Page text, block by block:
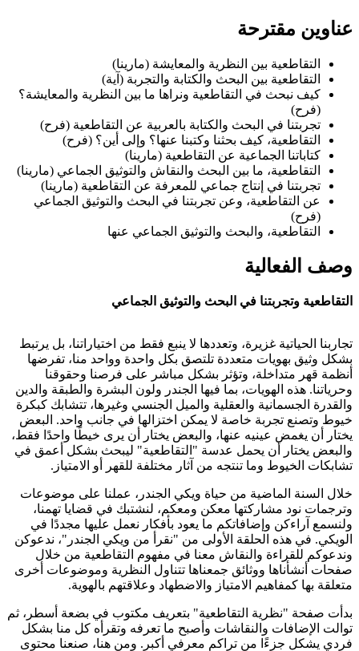
عناوين مقترحة
التقاطعية بين النظرية والمعايشة (مارينا)
التقاطعية بين البحث والكتابة والتجربة (آية)
كيف نبحث في التقاطعية ونراها ما بين النظرية والمعايشة؟
(فرح)
تجربتنا في البحث والكتابة بالعربية عن التقاطعية (فرح)
التقاطعية، كيف بحثنا وكتبنا عنها؟ وإلى أين؟ (فرح)
كتاباتنا الجماعية عن التقاطعية (مارينا)
التقاطعية، ما بين البحث والنقاش والتوثيق الجماعي (مارينا)
تجربتنا في إنتاج جماعي للمعرفة عن التقاطعية (مارينا)
عن التقاطعية، وعن تجربتنا في البحث والتوثيق الجماعي
(فرح)
التقاطعية، والبحث والتوثيق الجماعي عنها
وصف الفعالية
التقاطعية وتجربتنا في البحث والتوثيق الجماعي
تجاربنا الحياتية غزيرة، وتعددها لا ينبع فقط من اختياراتنا، بل يرتبط
بشكل وثيق بهويات متعددة تلتصق بكل واحدة وواحد منا، تفرضها
أنظمة قهر متداخلة، وتؤثر بشكل مباشر على فرصنا وحقوقنا
وحرياتنا. هذه الهويات، بما فيها الجندر ولون البشرة والطبقة والدين
والقدرة الجسمانية والعقلية والميل الجنسي وغيرها، تتشابك كبكرة
خيوط وتصنع تجربة خاصة لا يمكن اختزالها في جانب واحد. البعض
يختار أن يغمض عينيه عنها، والبعض يختار أن يرى خيطًا واحدًا فقط،
والبعض يختار أن يحمل عدسة "التقاطعية" ليبحث بشكل أعمق في
تشابكات الخيوط وما تنتجه من آثار مختلفة للقهر أو الامتياز.
خلال السنة الماضية من حياة ويكي الجندر، عملنا على موضوعات
وترجمات نود مشاركتها معكن ومعكم، لنشتبك في قضايا تهمنا،
ولنسمع آراءكن وإضافاتكم ما يعود بأفكار نعمل عليها مجددًا في
الويكي. في هذه الحلقة الأولى من "نقرأ من ويكي الجندر"، ندعوكن
وندعوكم للقراءة والنقاش معنا في مفهوم التقاطعية من خلال
صفحات أنشأناها ووثائق جمعناها تتناول النظرية وموضوعات أخرى
متعلقة بها كمفاهيم الامتياز والاضطهاد وعلاقتهم بالهوية.
بدأت صفحة "نظرية التقاطعية" بتعريف مكتوب في بضعة أسطر، ثم
توالت الإضافات والنقاشات وأصبح ما تعرفه وتقرأه كل منا بشكل
فردي يشكل جزءًا من تراكم معرفي أكبر. ومن هنا، صنعنا محتوى